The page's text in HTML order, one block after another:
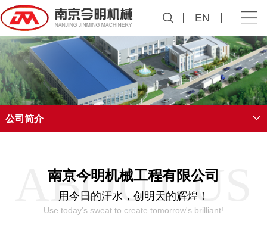
EN
公司简介
ABOUT US
南京今明机械工程有限公司
用今日的汗水，创明天的辉煌！
Use today's sweat to create tomorrow's brilliant!